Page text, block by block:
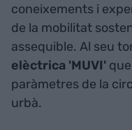
coneixements i
de la mobilitat
assequible. Al seu
elèctrica 'MUVI'
paràmetres de la
urbà.